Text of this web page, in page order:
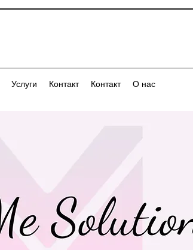
Услуги Контакт Контакт О нас